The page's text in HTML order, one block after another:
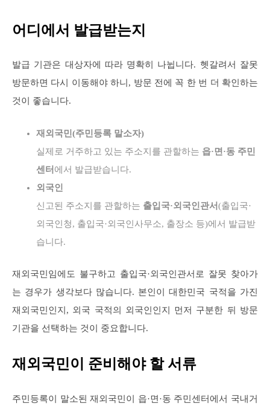
어디에서 발급받는지
발급 기관은 대상자에 따라 명확히 나뉩니다. 헷갈려서 잘못
방문하면 다시 이동해야 하니, 방문 전에 꼭 한 번 더 확인하는
것이 좋습니다.
재외국민(주민등록 말소자)
실제로 거주하고 있는 주소지를 관할하는 읍·면·동 주민
센터 에서 발급받습니다.
외국인
신고된 주소지를 관할하는 출입국·외국인관서(출입국·
외국인청, 출입국·외국인사무소, 출장소 등)에서 발급받
습니다.
재외국민임에도 불구하고 출입국·외국인관서로 잘못 찾아가
는 경우가 생각보다 많습니다. 본인이 대한민국 국적을 가진
재외국민인지, 외국 국적의 외국인인지 먼저 구분한 뒤 방문
기관을 선택하는 것이 중요합니다.
재외국민이 준비해야 할 서류
주민등록이 말소된 재외국민이 읍·면·동 주민센터에서 국내거